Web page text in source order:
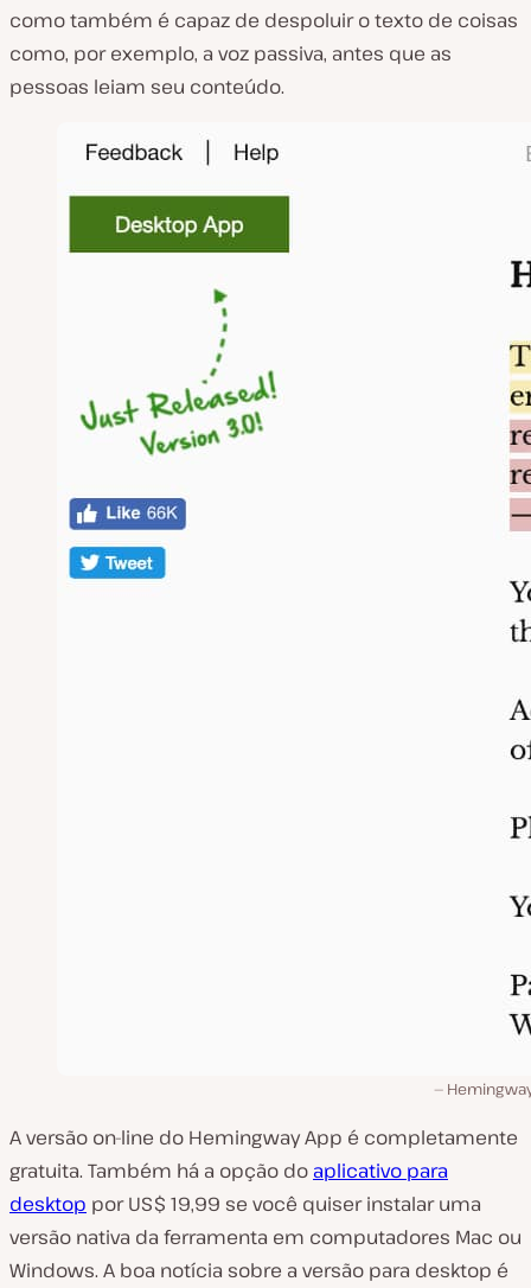
como também é capaz de despoluir o texto de coisas
como, por exemplo, a voz passiva, antes que as
pessoas leiam seu conteúdo.
A versão on-line do Hemingway App é completamente
gratuita. Também há a opção do aplicativo para
desktop por US$ 19,99 se você quiser instalar uma
versão nativa da ferramenta em computadores Mac ou
Windows. A boa notícia sobre a versão para desktop é